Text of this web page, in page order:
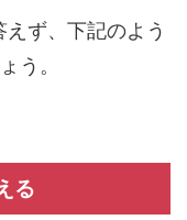
ず、下記のよう
う。
る